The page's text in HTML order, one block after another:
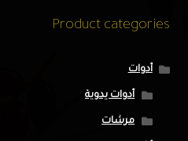
Product categories
أدوات
أدوات يدوية
مرشات